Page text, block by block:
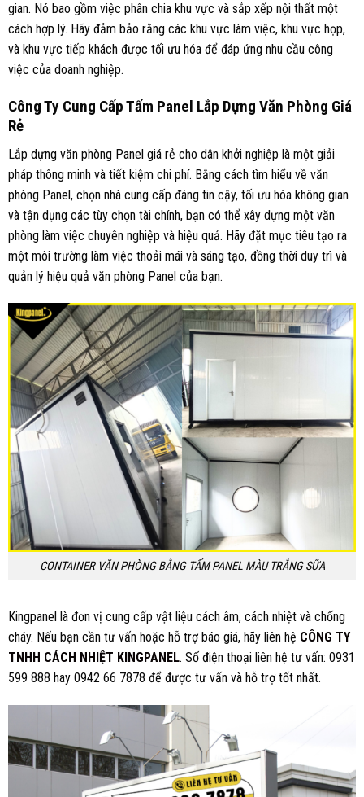
gian. Nó bao gồm việc phân chia khu vực và sắp xếp nội thất một
cách hợp lý. Hãy đảm bảo rằng các khu vực làm việc, khu vực họp,
và khu vực tiếp khách được tối ưu hóa để đáp ứng nhu cầu công
việc của doanh nghiệp.
Công Ty Cung Cấp Tấm Panel Lắp Dựng Văn Phòng Giá
Rẻ
Lắp dựng văn phòng Panel giá rẻ cho dân khởi nghiệp là một giải
pháp thông minh và tiết kiệm chi phí. Bằng cách tìm hiểu về văn
phòng Panel, chọn nhà cung cấp đáng tin cậy, tối ưu hóa không gian
và tận dụng các tùy chọn tài chính, bạn có thể xây dựng một văn
phòng làm việc chuyên nghiệp và hiệu quả. Hãy đặt mục tiêu tạo ra
một môi trường làm việc thoải mái và sáng tạo, đồng thời duy trì và
quản lý hiệu quả văn phòng Panel của bạn.
CONTAINER VĂN PHÒNG BẰNG TẤM PANEL MÀU TRẮNG SỮA
Kingpanel là đơn vị cung cấp vật liệu cách âm, cách nhiệt và chống
cháy. Nếu bạn cần tư vấn hoặc hỗ trợ báo giá, hãy liên hệ CÔNG TY
TNHH CÁCH NHIỆT KINGPANEL. Số điện thoại liên hệ tư vấn: 0931
599 888 hay 0942 66 7878 để được tư vấn và hỗ trợ tốt nhất.